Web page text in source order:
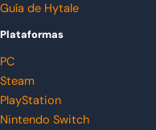
Guía de Hytale
Plataformas
PC
Steam
PlayStation
Nintendo Switch